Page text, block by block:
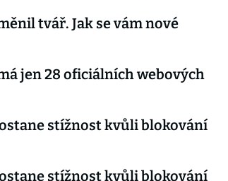
tvář. Jak se vám nové
jen 28 oficiálních webových
stížnost kvůli blokování
stížnost kvůli blokování